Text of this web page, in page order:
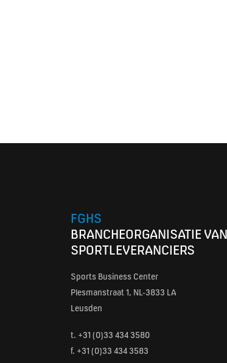
FGHS
BRANCHEORGANISATIE VAN
SPORTLEVERANCIERS
Sports Business Center
Plesmanstraat 1, NL-3833 LA
Leusden
t. +31 (0)33 434 3580
f. +31 (0)33 434 3583